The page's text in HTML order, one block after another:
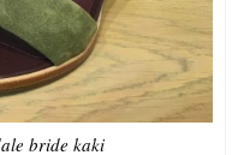
bride kaki